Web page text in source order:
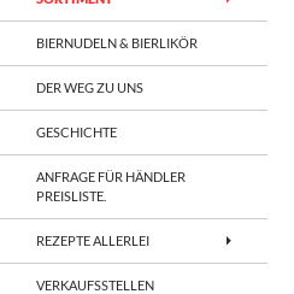
BIERNUDELN & BIERLIKÖR
DER WEG ZU UNS
GESCHICHTE
ANFRAGE FÜR HÄNDLER
PREISLISTE.
REZEPTE ALLERLEI
VERKAUFSSTELLEN